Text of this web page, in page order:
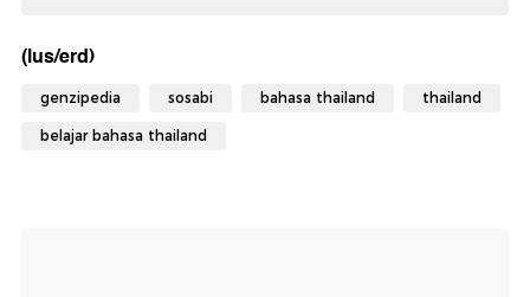
(lus/erd)
genzipedia sosabi bahasa thailand thailand
belajar bahasa thailand